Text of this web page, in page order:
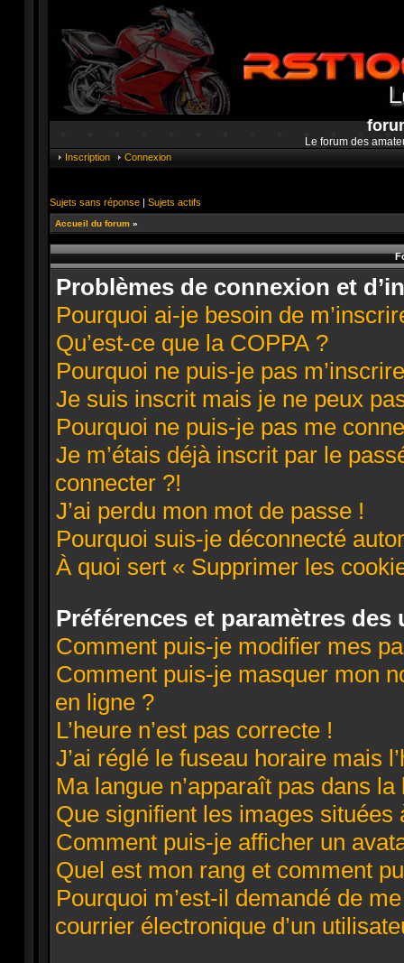
Le forum des
Inscription Connexion
Sujets sans réponse | Sujets actifs
Accueil du forum »
Problèmes de connexion et
Pourquoi ai-je besoin de
Qu’est-ce que la COPPA ?
Pourquoi ne puis-je pas
Je suis inscrit mais je ne peux
Pourquoi ne puis-je pas me
Je m’étais déjà inscrit par le
connecter ?!
J’ai perdu mon mot de passe !
Pourquoi suis-je déconnecté
À quoi sert « Supprimer les
Préférences et paramètres des
Comment puis-je modifier mes
Comment puis-je masquer mon
en ligne ?
L’heure n’est pas correcte !
J’ai réglé le fuseau horaire mais
Ma langue n’apparaît pas dans la
Que signifient les images situées
Comment puis-je afficher un
Quel est mon rang et comment
Pourquoi m’est-il demandé de
courrier électronique d’un